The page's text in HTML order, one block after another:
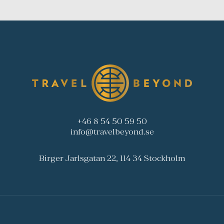
+46 8 54 50 59 50
info@travelbeyond.se
Birger Jarlsgatan 22, 114 34 Stockholm